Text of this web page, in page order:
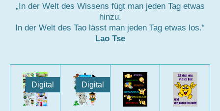
„In der Welt des Wissens fügt man jeden Tag etwas
hinzu.
In der Welt des Tao lässt man jeden Tag etwas los.“
Lao Tse
Digital Digital